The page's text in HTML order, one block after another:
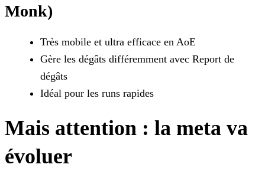
Monk)
Très mobile et ultra efficace en AoE
Gère les dégâts différemment avec Report de
dégâts
Idéal pour les runs rapides
Mais attention : la meta va
évoluer